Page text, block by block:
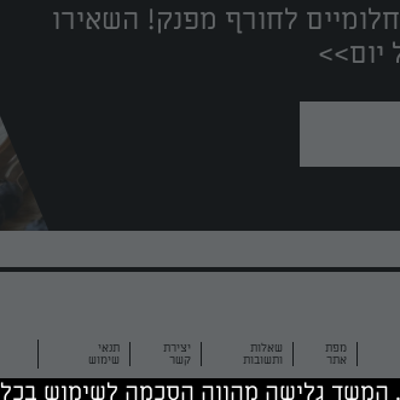
לחורף מפנק! השאירו
יום>>
מפת
אתר
שאלות
ותשובות
יצירת
קשר
תנאי
שימוש